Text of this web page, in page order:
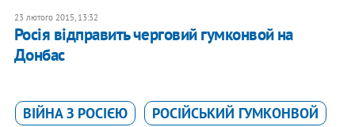
23 лютого 2015, 13:32
Росія відправить черговий гумконвой на
Донбас
ВІЙНА З РОСІЄЮ РОСІЙСЬКИЙ ГУМКОНВОЙ